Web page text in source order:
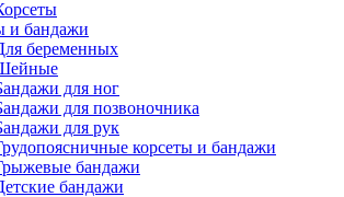
и бандажи
беременных
для ног
для позвоночника
для рук
корсеты и бандажи
бандажи
бандажи